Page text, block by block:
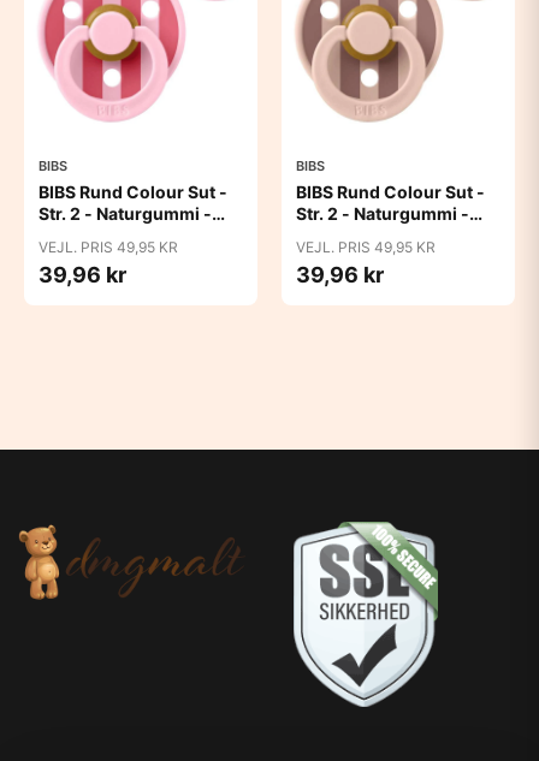
BIBS
BIBS Rund Colour Sut -
Str. 2 - Naturgummi -
Pink/Coral
VEJL. PRIS 49,95 KR
39,96 kr
BIBS
BIBS Rund Colour Sut -
Str. 2 - Naturgummi -
Blush/Woodchuck
VEJL. PRIS 49,95 KR
39,96 kr